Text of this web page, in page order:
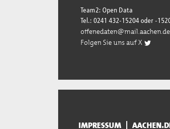
Team2: Open Data
Tel.: 0241 432-15204 oder -
offenedaten@mail.aachen.de
Folgen Sie uns auf X
IMPRESSUM